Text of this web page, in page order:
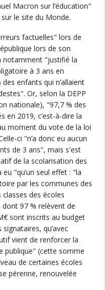
Macron sur l’éducation"
le site du Monde.
factuelles" lors de
lors de son
notamment "justifié la
à 3 ans en
enfants qui n’allaient
Or, selon la DEPP
nationale), "97,7 % des
en 2019, c’est-à-dire la
moment du vote de la loi
ci "n’a donc eu aucun
de 3 ans", mais s'est
de la scolarisation des
"qu’un seul effet : "la
par les communes des
des écoles
97 % relèvent de
sont inscrits au budget
qu’avec
vient de renforcer la
publique" (cette somme
de certaines écoles
pérenne, renouvelée